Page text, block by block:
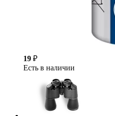
19 ₽
Есть в наличии